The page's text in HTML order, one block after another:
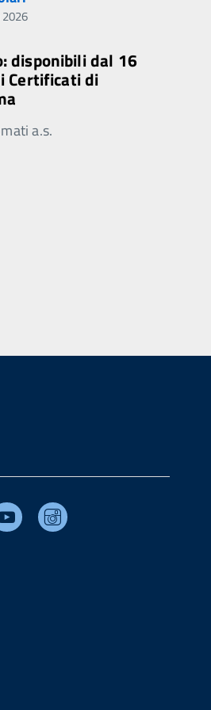
2026
disponibili dal 16
Certificati di
a.s.
Youtube